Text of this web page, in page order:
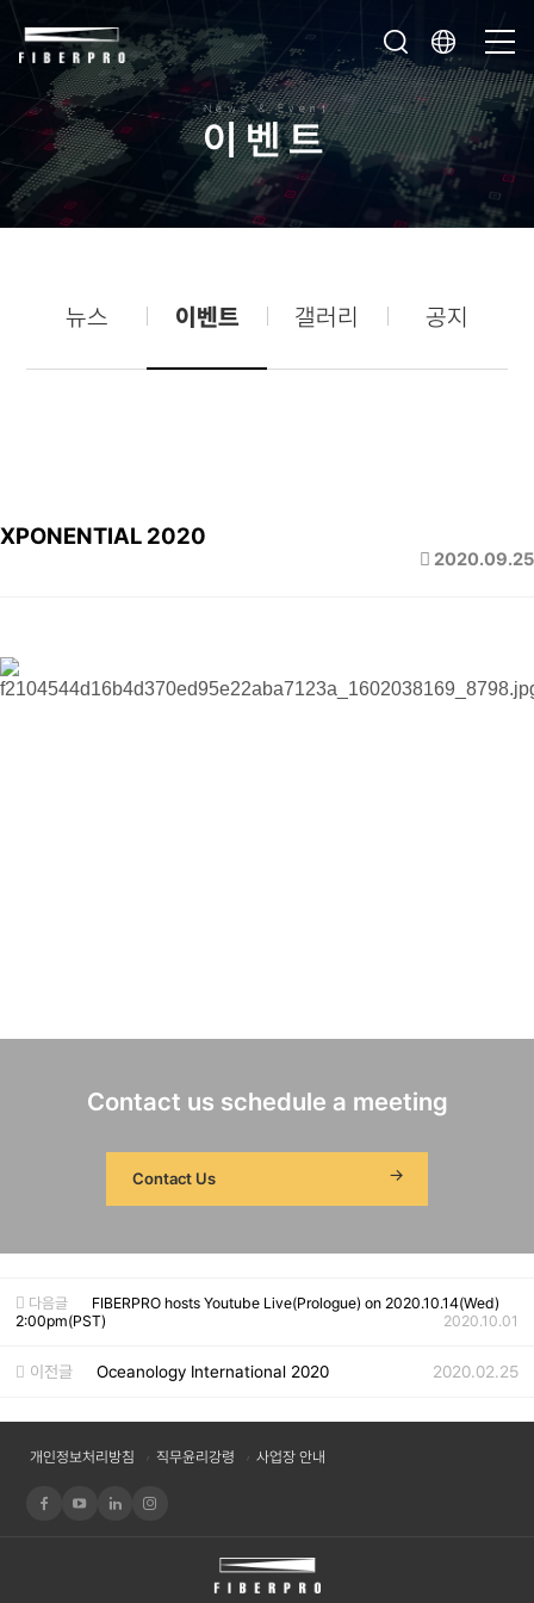
News & Event
이벤트
뉴스 이벤트 갤러리 공지
XPONENTIAL 2020
2020.09.25
Contact us schedule a meeting
Contact Us
다음글
FIBERPRO hosts Youtube Live(Prologue) on 2020.10.14(Wed)
2:00pm(PST)
2020.10.01
이전글 Oceanology International 2020 2020.02.25
개인정보처리방침 직무윤리강령 사업장 안내